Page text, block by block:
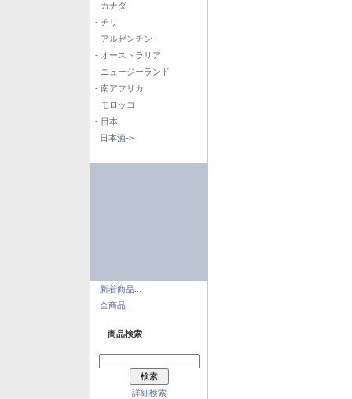
- カナダ
- チリ
- アルゼンチン
- オーストラリア
- ニュージーランド
- 南アフリカ
- モロッコ
- 日本
日本酒->
新着商品...
全商品...
商品検索
詳細検索